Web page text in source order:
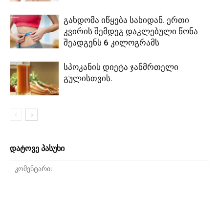
გახდომა იწყება სახიდან. ერთი
კვირის შემდეგ დაკლებული წონა
შეადგენს 6 კილოგრამს
სპოკანის დიეტა ჯანმრთელი
გულისთვის.
დატოვე პასუხი